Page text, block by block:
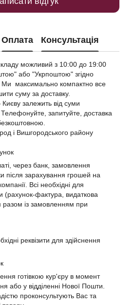
Оплата Консультація
можливий з 10:00 до 19:00
або "Укрпоштою" згідно
Ми максимально компактно все
суму за доставку.
залежить від суми
запитуйте, доставка
і Вишгородського району
через банк, замовлення
після зарахування грошей на
Всі необхідні для
(рахунок-фактура, видаткова
із замовленням при
реквізити для здійснення
готівкою кур'єру в момент
або у відділенні Нової Пошти.
проконсультують Вас та